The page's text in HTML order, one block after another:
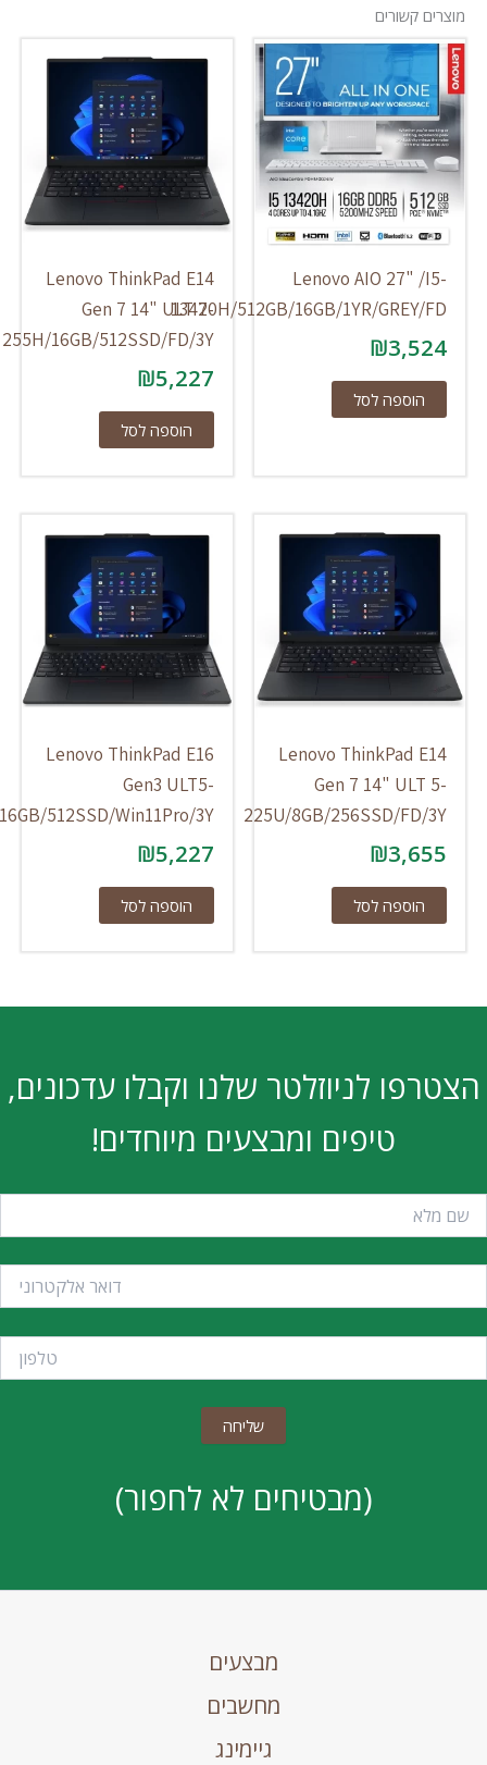
קשורים
Lenovo AIO 27" /
13420H/512GB/16GB/1YR/GREY/
₪
הוספה לסל
Lenovo ThinkPad E14
Gen 7 14" ULT 7-
255H/16GB/512SSD/FD/3Y
₪5,227
הוספה לסל
Lenovo ThinkPad
Gen 7 14" ULT
225U/8GB/256SSD/FD/
₪
הוספה לסל
Lenovo ThinkPad E16
Gen3 ULT5-
225U/16GB/512SSD/Win11Pro/3Y
₪5,227
הוספה לסל
לניוזלטר שלנו וקבלו עדכונים,
טיפים ומבצעים מיוחדים!
(מבטיחים לא לחפור)
מבצעים
מחשבים
גיימינג